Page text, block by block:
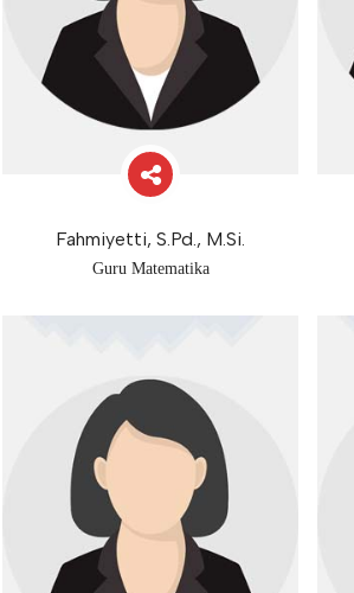
Fahmiyetti, S.Pd., M.Si.
Guru Matematika